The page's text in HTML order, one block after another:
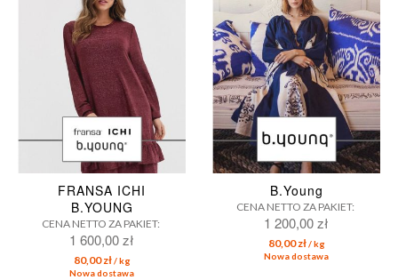
FRANSA ICHI
B.YOUNG
CENA NETTO ZA PAKIET:
1 600,00 zł
80,00 zł/ kg
Nowa dostawa
B.Young
CENA NETTO ZA PAKIET:
1 200,00 zł
80,00 zł/ kg
Nowa dostawa